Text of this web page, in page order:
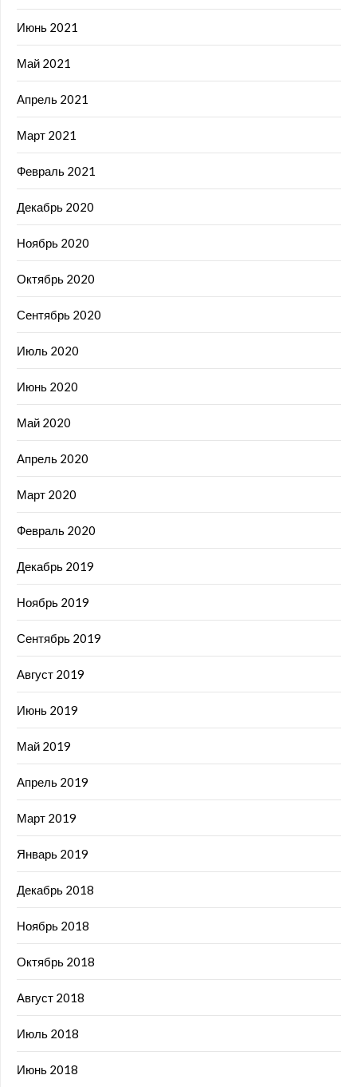
Июнь 2021
Май 2021
Апрель 2021
Март 2021
Февраль 2021
Декабрь 2020
Ноябрь 2020
Октябрь 2020
Сентябрь 2020
Июль 2020
Июнь 2020
Май 2020
Апрель 2020
Март 2020
Февраль 2020
Декабрь 2019
Ноябрь 2019
Сентябрь 2019
Август 2019
Июнь 2019
Май 2019
Апрель 2019
Март 2019
Январь 2019
Декабрь 2018
Ноябрь 2018
Октябрь 2018
Август 2018
Июль 2018
Июнь 2018